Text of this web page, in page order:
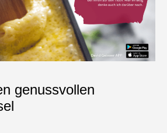
genussvollen